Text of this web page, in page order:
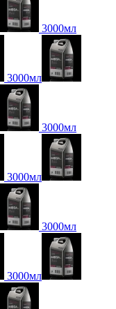
3000мл
3000мл
3000мл
3000мл
3000мл
3000мл